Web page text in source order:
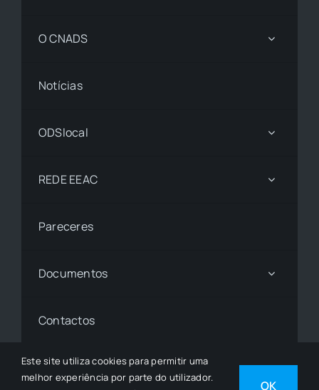
O CNADS
Notícias
ODSlocal
REDE EEAC
Pareceres
Documentos
Contactos
© 1997 - 2026• © Todos os Direitos Reservados •
Este site utiliza cookies para permitir uma
melhor experiência por parte do utilizador.
OK